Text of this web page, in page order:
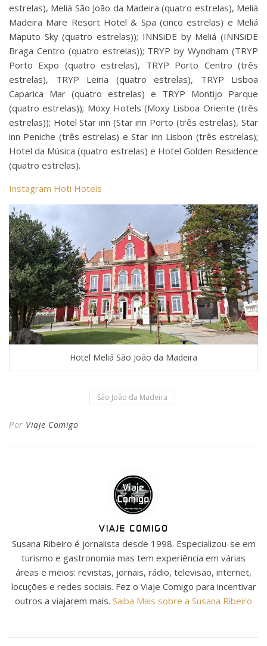
estrelas), Meliá São João da Madeira (quatro estrelas), Meliá
Madeira Mare Resort Hotel & Spa (cinco estrelas) e Meliá
Maputo Sky (quatro estrelas)); INNSiDE by Meliá (INNSiDE
Braga Centro (quatro estrelas)); TRYP by Wyndham (TRYP
Porto Expo (quatro estrelas), TRYP Porto Centro (três
estrelas), TRYP Leiria (quatro estrelas), TRYP Lisboa
Caparica Mar (quatro estrelas) e TRYP Montijo Parque
(quatro estrelas)); Moxy Hotels (Moxy Lisboa Oriente (três
estrelas)); Hotel Star inn (Star inn Porto (três estrelas), Star
inn Peniche (três estrelas) e Star inn Lisbon (três estrelas);
Hotel da Música (quatro estrelas) e Hotel Golden Residence
(quatro estrelas).
Instagram Hoti Hoteis
Hotel Meliá São João da Madeira
São João da Madeira
Por Viaje Comigo
VIAJE COMIGO
Susana Ribeiro é jornalista desde 1998. Especializou-se em
turismo e gastronomia mas tem experiência em várias
áreas e meios: revistas, jornais, rádio, televisão, internet,
locuções e redes sociais. Fez o Viaje Comigo para incentivar
outros a viajarem mais. Saiba Mais sobre a Susana Ribeiro